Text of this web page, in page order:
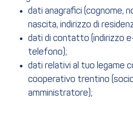
dati anagrafici (cognome,
nascita, indirizzo di
dati di contatto (indirizzo
telefono);
dati relativi al tuo legame
cooperativo trentino
amministratore);